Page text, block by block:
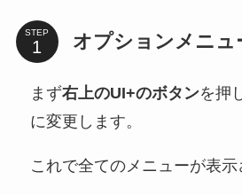
STEP オプションメニュ
まず右上のUI+のボタンを押
に変更します。
これで全てのメニューが表示